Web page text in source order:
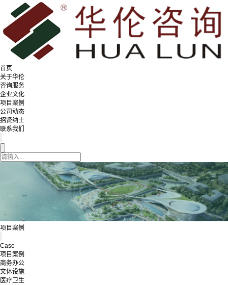
首页
关于华伦
咨询服务
企业文化
项目案例
公司动态
招贤纳士
联系我们
项目案例
Case
项目案例
商务办公
文体设施
医疗卫生